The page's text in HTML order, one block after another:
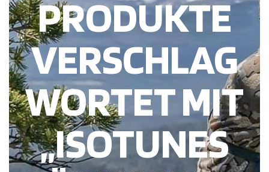
PRODUKTE
VERSCHLAG
WORTET MIT
„ISOTUNES